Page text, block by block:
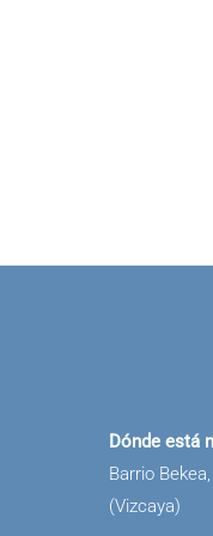
Dónde está
Barrio
(Vizcaya)